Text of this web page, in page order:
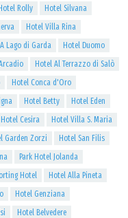
Hotel Rolly
Hotel Silvana
Hotel Villa Rina
Lago di Garda
Hotel Duomo
Hotel Al Terrazzo di Salò
Hotel Conca d'Oro
Hotel Betty
Hotel Eden
Hotel Cesira
Hotel Villa S. Maria
Garden Zorzi
Hotel San Filis
Park Hotel Jolanda
Hotel
Hotel Alla Pineta
Hotel Genziana
Hotel Belvedere